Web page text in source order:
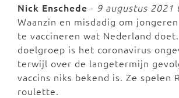
Nick Enschede - 9 augustus 2021
Waanzin en misdadig om
te vaccineren wat Nederland
doelgroep is het coronavirus
terwijl over de langetermijn
vaccins niks bekend is. Ze spelen
roulette.